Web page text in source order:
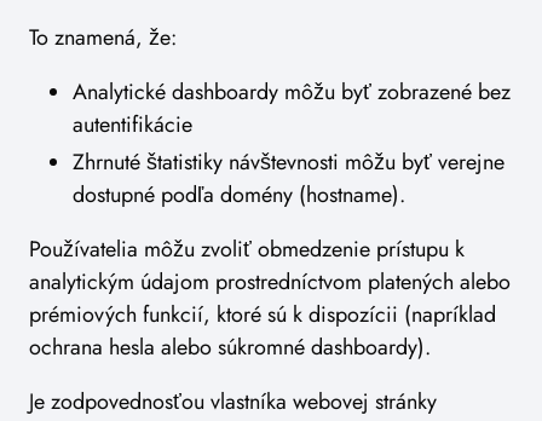
To znamená, že:
Analytické dashboardy môžu byť zobrazené bez
autentifikácie
Zhrnuté štatistiky návštevnosti môžu byť verejne
dostupné podľa domény (hostname).
Používatelia môžu zvoliť obmedzenie prístupu k
analytickým údajom prostredníctvom platených alebo
prémiových funkcií, ktoré sú k dispozícii (napríklad
ochrana hesla alebo súkromné dashboardy).
Je zodpovednosťou vlastníka webovej stránky